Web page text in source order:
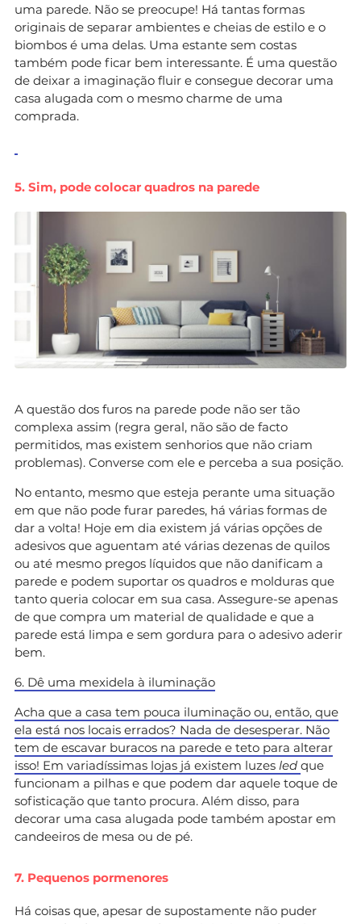
uma parede. Não se preocupe! Há tantas formas
originais de separar ambientes e cheias de estilo e o
biombos é uma delas. Uma estante sem costas
também pode ficar bem interessante. É uma questão
de deixar a imaginação fluir e consegue decorar uma
casa alugada com o mesmo charme de uma
comprada.
5. Sim, pode colocar quadros na parede
A questão dos furos na parede pode não ser tão
complexa assim (regra geral, não são de facto
permitidos, mas existem senhorios que não criam
problemas). Converse com ele e perceba a sua posição.
No entanto, mesmo que esteja perante uma situação
em que não pode furar paredes, há várias formas de
dar a volta! Hoje em dia existem já várias opções de
adesivos que aguentam até várias dezenas de quilos
ou até mesmo pregos líquidos que não danificam a
parede e podem suportar os quadros e molduras que
tanto queria colocar em sua casa. Assegure-se apenas
de que compra um material de qualidade e que a
parede está limpa e sem gordura para o adesivo aderir
bem.
6. Dê uma mexidela à iluminação
Acha que a casa tem pouca iluminação ou, então, que
ela está nos locais errados? Nada de desesperar. Não
tem de escavar buracos na parede e teto para alterar
isso! Em variadíssimas lojas já existem luzes led que
funcionam a pilhas e que podem dar aquele toque de
sofisticação que tanto procura. Além disso, para
decorar uma casa alugada pode também apostar em
candeeiros de mesa ou de pé.
7. Pequenos pormenores
Há coisas que, apesar de supostamente não puder